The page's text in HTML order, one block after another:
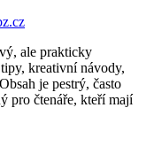
ale prakticky
kreativní návody,
je pestrý, často
pro čtenáře, kteří mají